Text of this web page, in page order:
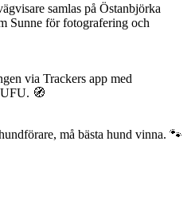
samlas på Östanbjörka
Sunne för fotografering och
via Trackers app med
🧭
må bästa hund vinna. 🐾